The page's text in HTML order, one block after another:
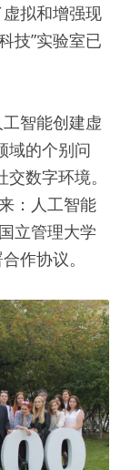
拟和增强现
技”实验室已
智能创建虚
域的个别问
数字环境。
：人工智能
立管理大学
作协议。